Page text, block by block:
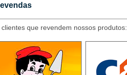
que revendem nossos produtos: